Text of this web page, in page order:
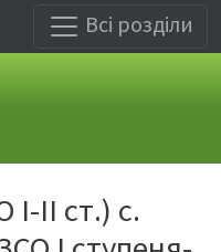
Всі розділи
ІІ ст.) с.